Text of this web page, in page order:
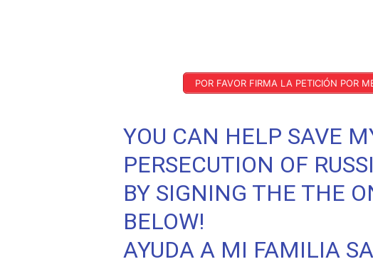
POR FAVOR FIRMA LA PETICIÓN POR
YOU CAN HELP SAVE
PERSECUTION OF
BY SIGNING THE THE
BELOW!
AYUDA A MI FAMILIA